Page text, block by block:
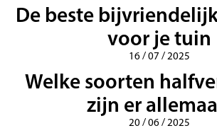
De beste
voor je tuin
16 / 07 / 2025
Welke soorten
zijn er
20 / 06 / 2025